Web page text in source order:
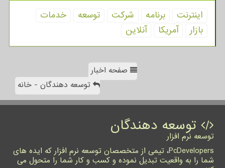
اینترنت برنامه شركت توسعه
خدمات
بازار
آمریكا آنلاین
صفحه اخبار
توسعه دهندگان - خانه
توسعه دهندگان
توسعه نرم افزار
PcDevelopers، تیمی از متخصصان توسعه نرم افزار که ایده های
شما را به واقعیت تبدیل نموده و کسب و کار شما را متحول می